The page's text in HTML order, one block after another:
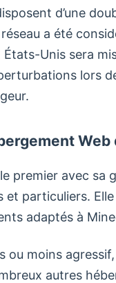
d’une
a été
Unis sera
lors
premier avec sa
et particuliers.
adaptés à
ou moins
autres